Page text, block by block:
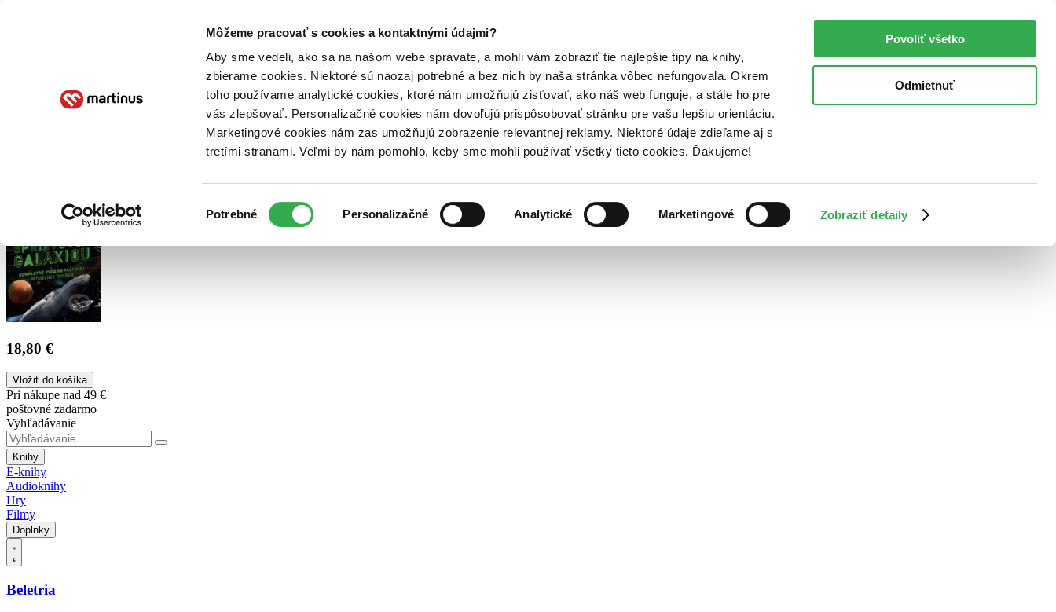
Môžeme pracovať s cookies a kontaktnými údajmi?
Aby sme vedeli, ako sa na našom webe správate, a mohli vám zobraziť tie najlepšie tipy na knihy,
zbierame cookies. Niektoré sú naozaj potrebné a bez nich by naša stránka vôbec nefungovala. Okrem
toho používame analytické cookies, ktoré nám umožňujú zisťovať, ako náš web funguje, a stále ho pre
vás zlepšovať. Personalizačné cookies nám dovoľujú prispôsobovať stránku pre vašu lepšiu orientáciu.
Marketingové cookies nám zas umožňujú zobrazenie relevantnej reklamy. Niektoré údaje zdieľame aj s
tretími stranami. Veľmi by nám pomohlo, keby sme mohli používať všetky tieto cookies. Ďakujeme!
súhlasu
Potrebné Personalizačné Analytické Marketingové Zobraziť detaily
Povoliť všetko
Odmietnuť
Poukážky Kontakt
18,80 €
Vložiť do košíka
Pri nákupe nad 49 €
poštovné zadarmo
Vyhľadávanie
Knihy
E-knihy
Audioknihy
Hry
Filmy
Doplnky
Beletria